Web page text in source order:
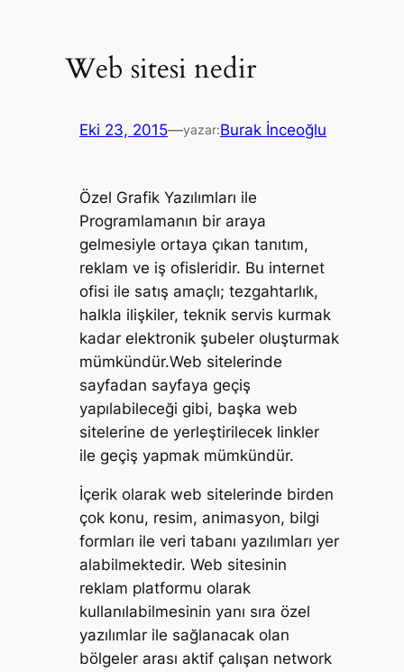
Web sitesi nedir
Eki 23, 2015—yazar:Burak İnceoğlu
Özel Grafik Yazılımları ile
Programlamanın bir araya
gelmesiyle ortaya çıkan tanıtım,
reklam ve iş ofisleridir. Bu internet
ofisi ile satış amaçlı; tezgahtarlık,
halkla ilişkiler, teknik servis kurmak
kadar elektronik şubeler oluşturmak
mümkündür.Web sitelerinde
sayfadan sayfaya geçiş
yapılabileceği gibi, başka web
sitelerine de yerleştirilecek linkler
ile geçiş yapmak mümkündür.
İçerik olarak web sitelerinde birden
çok konu, resim, animasyon, bilgi
formları ile veri tabanı yazılımları yer
alabilmektedir. Web sitesinin
reklam platformu olarak
kullanılabilmesinin yanı sıra özel
yazılımlar ile sağlanacak olan
bölgeler arası aktif çalışan network